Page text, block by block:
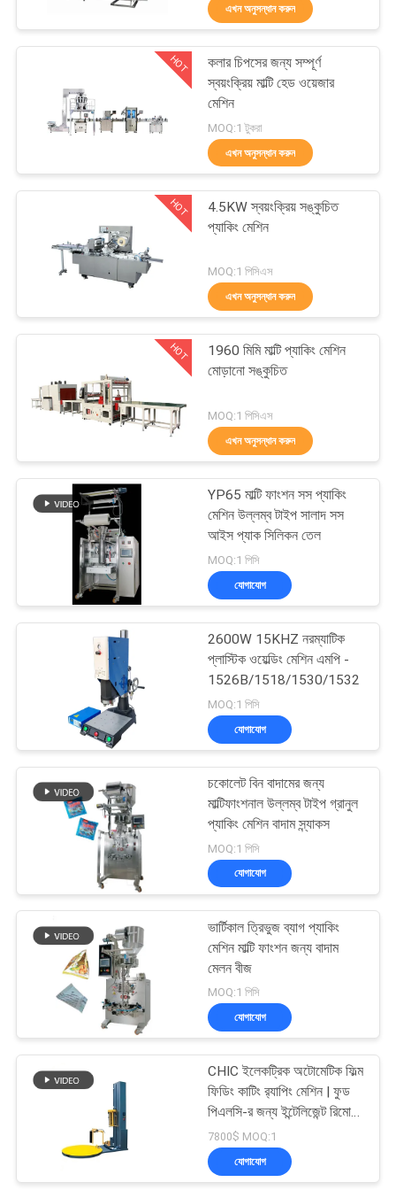
যোগাযোগ
খবর
একটি
উদ্ধৃতি
অনুরোধ
করুন
সাইট
ম্যাপ
PRIVACY
POLICY
ভিএফএফএস প্যাকিং মেশিন
ভ্যাকুয়াম সিল প্যাকিং মেশিন
Rugেউখেলান বক্স প্যাকিং
মেশিন
29
চা ব্যাগ প্যাকিং মেশিন
স্বয়ংক্রিয় কার্টনিং মেশিন
অ্যাসেপটিক কার্টন ফিলিং
মেশিন
এখন অনুসন্ধান করুন
HOT
কলার চিপসের জন্য সম্পূর্ণ
স্বয়ংক্রিয় মাল্টি হেড ওয়েজার
মেশিন
MOQ:1 টুকরা
এখন অনুসন্ধান করুন
HOT
4.5KW স্বয়ংক্রিয় সঙ্কুচিত
প্যাকিং মেশিন
MOQ:1 পিসিএস
এখন অনুসন্ধান করুন
HOT
1960 মিমি মাল্টি প্যাকিং মেশিন
মোড়ানো সঙ্কুচিত
MOQ:1 পিসিএস
এখন অনুসন্ধান করুন
YP65 মাল্টি ফাংশন সস প্যাকিং
মেশিন উল্লম্ব টাইপ সালাদ সস
আইস প্যাক সিলিকন তেল
MOQ:1 পিসি
যোগাযোগ
2600W 15KHZ নরম্যাটিক
প্লাস্টিক ওয়েল্ডিং মেশিন এমপি -
1526B/1518/1530/1532
MOQ:1 পিসি
যোগাযোগ
চকোলেট বিন বাদামের জন্য
মাল্টিফাংশনাল উল্লম্ব টাইপ গ্রানুল
প্যাকিং মেশিন বাদাম স্ন্যাকস
MOQ:1 পিসি
যোগাযোগ
ভার্টিকাল ত্রিভুজ ব্যাগ প্যাকিং
মেশিন মাল্টি ফাংশন জন্য বাদাম
মেলন বীজ
MOQ:1 পিসি
যোগাযোগ
CHIC ইলেকট্রিক অটোমেটিক ফিল্ম
ফিডিং কাটিং র‍্যাপিং মেশিন | ফুড
পিএলসি-র জন্য ইন্টেলিজেন্ট রিমোট
কন্ট্রোল ফুলি অটোমেটিক র‍্যাপার
7800$ MOQ:1
যোগাযোগ